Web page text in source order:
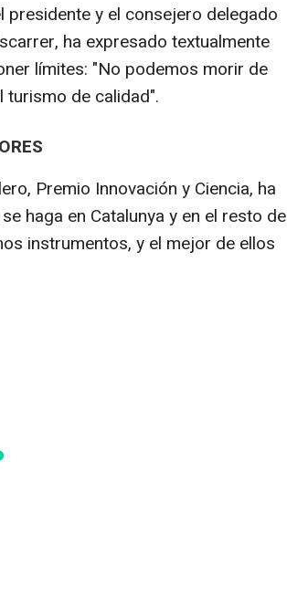
y el consejero delegado
ha expresado textualmente
límites: "No podemos morir de
turismo de calidad".
Premio Innovación y Ciencia, ha
haga en Catalunya y en el resto de
instrumentos, y el mejor de ellos